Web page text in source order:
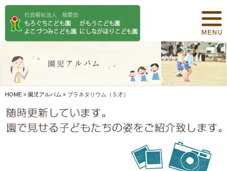
HOME » 園児アルバム » プラネタリウム（５才）
保育について
食事について
オリジナル保育
年間行事